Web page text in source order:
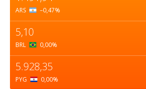
ARS –0,47%
5,10
BRL 0,00%
5.928,35
PYG 0,00%